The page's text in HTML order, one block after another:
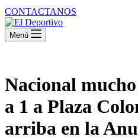
CONTACTANOS
Menú
Nacional
a 1 a Plaza
arriba en la